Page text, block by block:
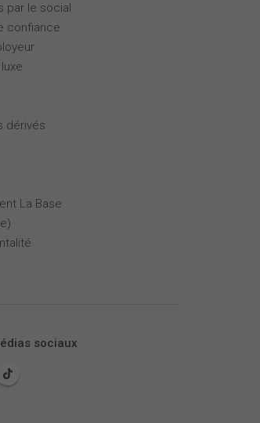
par le social
confiance
dérivés
La Base
sociaux